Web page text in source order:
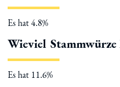
Es hat 4.8%
Wieviel
Es hat 11.6%